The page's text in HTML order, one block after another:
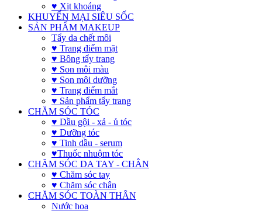
♥ Xịt khoáng
KHUYẾN MẠI SIÊU SỐC
SẢN PHẨM MAKEUP
Tẩy da chết môi
♥ Trang điểm mặt
♥ Bông tẩy trang
♥ Son môi màu
♥ Son môi dưỡng
♥ Trang điểm mắt
♥ Sản phẩm tẩy trang
CHĂM SÓC TÓC
♥ Dầu gội - xả - ủ tóc
♥ Dưỡng tóc
♥ Tinh dầu - serum
♥Thuốc nhuộm tóc
CHĂM SÓC DA TAY - CHÂN
♥ Chăm sóc tay
♥ Chăm sóc chân
CHĂM SÓC TOÀN THÂN
Nước hoa